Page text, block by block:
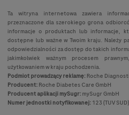
Ta witryna internetowa zawiera
przeznaczone dla szerokiego grona
informacje o produktach lub informacje,
dostępne lub ważne w Twoim kraju. Należy
odpowiedzialności za dostęp do takich
jakimkolwiek ważnym procesem
użytkowaniem w kraju pochodzenia.
Podmiot prowadzący reklamę:Roche
Producent:Roche Diabetes Care GmbH
Producent aplikacji mySugr:mySugr GmbH
Numer jednostki notyfikowanej:123 (TUV SUD)